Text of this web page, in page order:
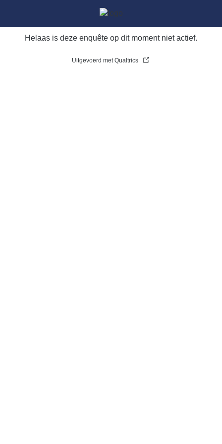
Helaas is deze enquête op dit moment niet actief.
Uitgevoerd met Qualtrics